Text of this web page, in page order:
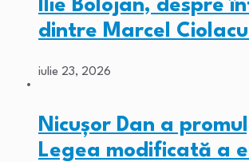
Ilie Bolojan, despre
dintre Marcel
iulie 23, 2026
Nicușor Dan a
Legea modificată a